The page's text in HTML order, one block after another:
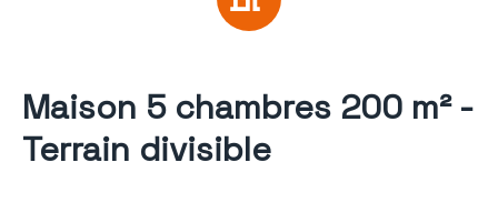
Maison 5 chambres 200 m² -
Terrain divisible